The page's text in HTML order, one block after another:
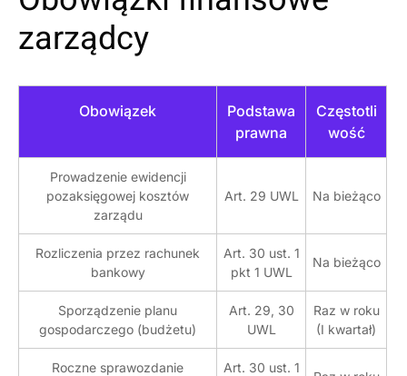
zarządcy
Obowiązek
Podstawa
prawna
Częstotli
wość
Prowadzenie ewidencji
pozaksięgowej kosztów
zarządu
Art. 29 UWL Na bieżąco
Rozliczenia przez rachunek
bankowy
Art. 30 ust. 1
pkt 1 UWL
Na bieżąco
Sporządzenie planu
gospodarczego (budżetu)
Art. 29, 30
UWL
Raz w roku
(I kwartał)
Roczne sprawozdanie
Art. 30 ust. 1